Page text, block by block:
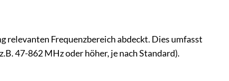
relevanten Frequenzbereich abdeckt. Dies umfasst
47-862 MHz oder höher, je nach Standard).